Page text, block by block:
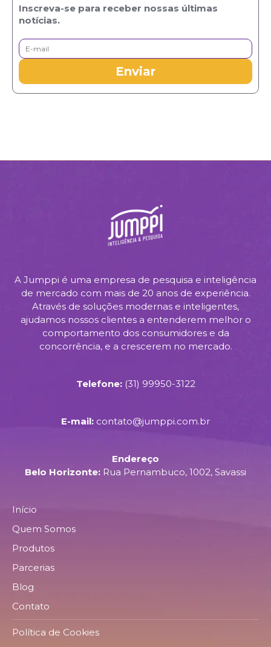
Inscreva-se para receber nossas últimas
notícias.
A Jumppi é uma empresa de pesquisa e inteligência
de mercado com mais de 20 anos de experiência.
Através de soluções modernas e inteligentes,
ajudamos nossos clientes a entenderem melhor o
comportamento dos consumidores e da
concorrência, e a crescerem no mercado.
Telefone: (31) 99950-3122
E-mail: contato@jumppi.com.br
Endereço
Belo Horizonte: Rua Pernambuco, 1002, Savassi
Início
Quem Somos
Produtos
Parcerias
Blog
Contato
Política de Cookies